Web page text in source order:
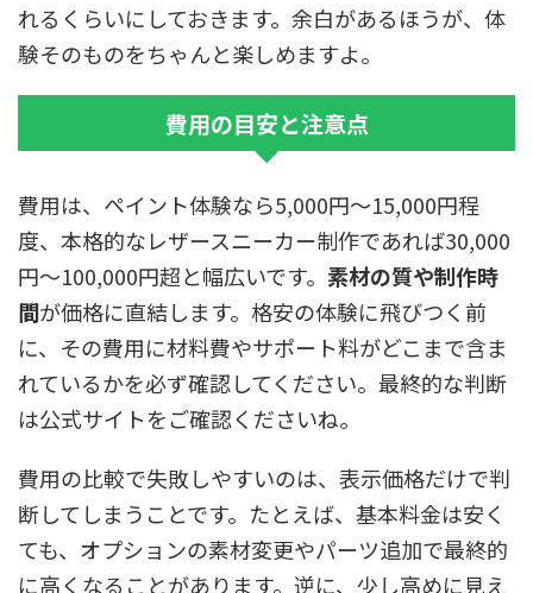
れるくらいにしておきます。余白があるほうが、体
験そのものをちゃんと楽しめますよ。
費用の目安と注意点
費用は、ペイント体験なら5,000円〜15,000円程
度、本格的なレザースニーカー制作であれば30,000
円〜100,000円超と幅広いです。 素材の質や制作時
間が価格に直結します。格安の体験に飛びつく前
に、その費用に材料費やサポート料がどこまで含ま
れているかを必ず確認してください。最終的な判断
は公式サイトをご確認くださいね。
費用の比較で失敗しやすいのは、表示価格だけで判
断してしまうことです。たとえば、基本料金は安く
ても、オプションの素材変更やパーツ追加で最終的
に高くなることがあります。逆に、少し高めに見え